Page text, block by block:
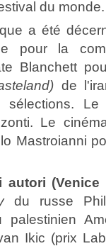
du monde.
a été
pour la
Blanchett
de
sélections.
Le
Mastroianni
autori (Venice
du russe
palestinien
Ikic (prix